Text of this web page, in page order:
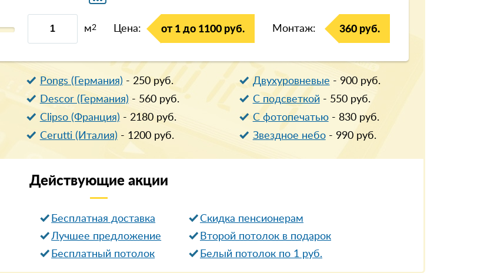
м2 Цена: от 1 до 1100 руб. Монтаж: 360 руб.
Двухуровневые - 900руб.
Pongs (Германия) - 250руб.
С подсветкой- 550руб.
Descor (Германия) - 560руб.
С фотопечатью- 830руб.
Clipso (Франция) - 2180руб.
Звездное небо- 990руб.
Cerutti (Италия) - 1200руб.
Действующие акции
Бесплатная доставка
Cкидка пенсионерам
Лучшее предложение
Второй потолок в подарок
Бесплатный потолок Белый потолок по 1 руб.